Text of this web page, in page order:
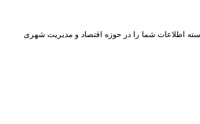
اطلاعات شما را در حوزه اقتصاد و مدیریت شهری